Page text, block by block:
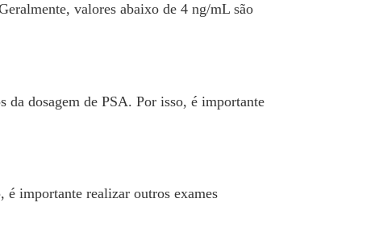
valores abaixo de 4 ng/mL são
da dosagem de PSA. Por isso, é importante
é importante realizar outros exames